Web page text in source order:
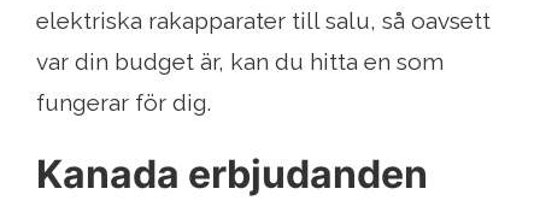
elektriska rakapparater till salu, så oavsett
var din budget är, kan du hitta en som
fungerar för dig.
Kanada erbjudanden